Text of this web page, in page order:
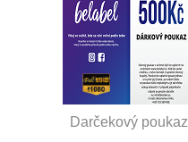
Darčekový poukaz